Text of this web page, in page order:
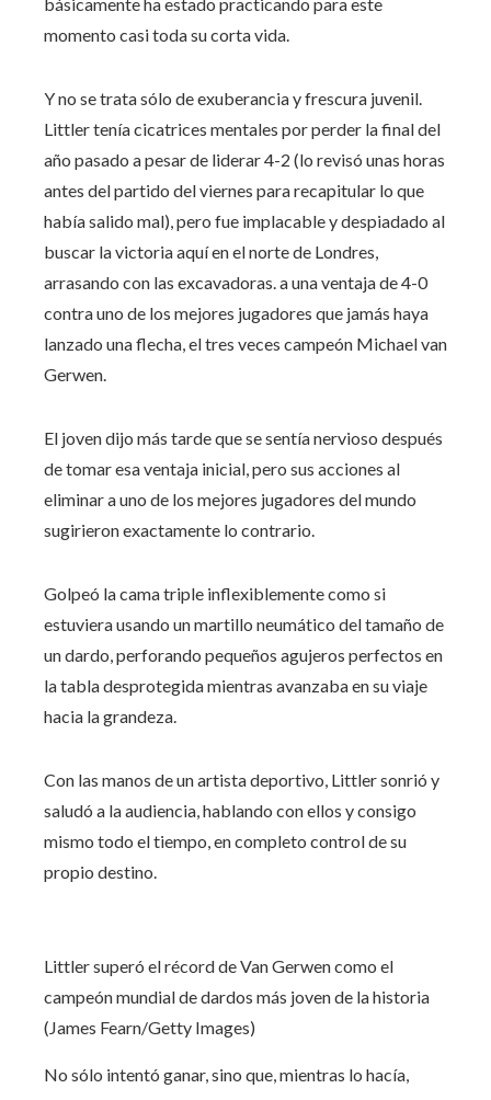
momento casi toda su corta vida.
Y no se trata sólo de exuberancia y frescura juvenil.
Littler tenía cicatrices mentales por perder la final del
año pasado a pesar de liderar 4-2 (lo revisó unas horas
antes del partido del viernes para recapitular lo que
había salido mal), pero fue implacable y despiadado al
buscar la victoria aquí en el norte de Londres,
arrasando con las excavadoras. a una ventaja de 4-0
contra uno de los mejores jugadores que jamás haya
lanzado una flecha, el tres veces campeón Michael van
Gerwen.
El joven dijo más tarde que se sentía nervioso después
de tomar esa ventaja inicial, pero sus acciones al
eliminar a uno de los mejores jugadores del mundo
sugirieron exactamente lo contrario.
Golpeó la cama triple inflexiblemente como si
estuviera usando un martillo neumático del tamaño de
un dardo, perforando pequeños agujeros perfectos en
la tabla desprotegida mientras avanzaba en su viaje
hacia la grandeza.
Con las manos de un artista deportivo, Littler sonrió y
saludó a la audiencia, hablando con ellos y consigo
mismo todo el tiempo, en completo control de su
propio destino.
Littler superó el récord de Van Gerwen como el
campeón mundial de dardos más joven de la historia
(James Fearn/Getty Images)
No sólo intentó ganar, sino que, mientras lo hacía,